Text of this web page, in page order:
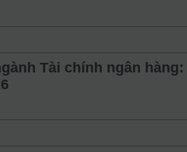
Tài chính ngân